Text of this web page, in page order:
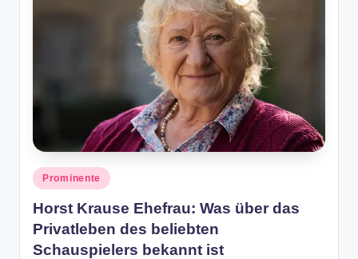
Posted
in
Prominente
Horst Krause Ehefrau: Was über das
Privatleben des beliebten
Schauspielers bekannt ist